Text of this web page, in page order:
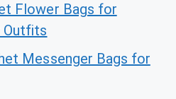
Flower Bags for
Outfits
Messenger Bags for